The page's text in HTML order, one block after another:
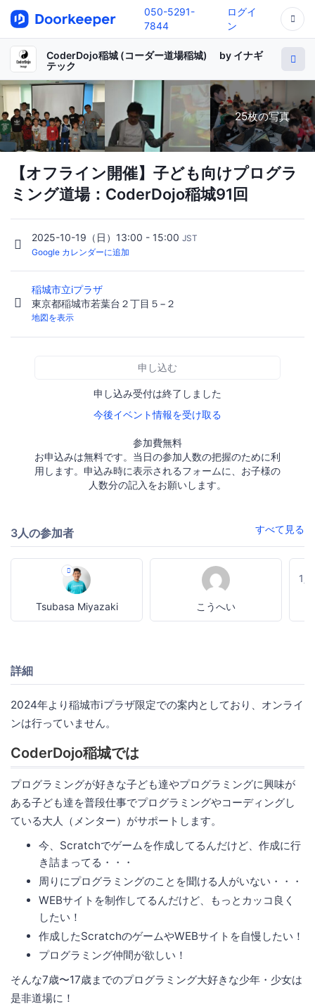
050-5291-
7844
ログイ
ン
CoderDojo稲城 (コーダー道場稲城) by イナギ
テック
25枚の写真
【オフライン開催】子ども向けプログラ
ミング道場：CoderDojo稲城91回
2025-10-19（日）13:00 - 15:00 JST
Google カレンダーに追加
稲城市立iプラザ
東京都稲城市若葉台２丁目５−２
地図を表示
申し込む
申し込み受付は終了しました
今後イベント情報を受け取る
参加費無料
お申込みは無料です。当日の参加人数の把握のために利
用します。申込み時に表示されるフォームに、お子様の
人数分の記入をお願いします。
3人の参加者 すべて見る
Tsubasa Miyazaki こうへい
1
詳細
2024年より稲城市iプラザ限定での案内としており、オンライ
ンは行っていません。
CoderDojo稲城では
プログラミングが好きな子ども達やプログラミングに興味が
ある子ども達を普段仕事でプログラミングやコーディングし
ている大人（メンター）がサポートします。
今、Scratchでゲームを作成してるんだけど、作成に行
き詰まってる・・・
周りにプログラミングのことを聞ける人がいない・・・
WEBサイトを制作してるんだけど、もっとカッコ良く
したい！
作成したScratchのゲームやWEBサイトを自慢したい！
プログラミング仲間が欲しい！
そんな7歳〜17歳までのプログラミング大好きな少年・少女は
是非道場に！